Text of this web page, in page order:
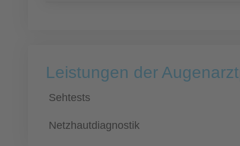
Leistungen der
Sehtests
Netzhautdiagnostik